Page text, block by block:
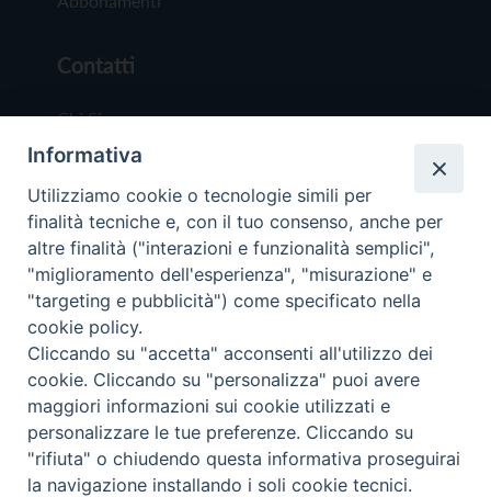
Contatti
Chi Siamo
Redazione
Scrivici
Copyright © 2019 - Tutti i diritti riservati - Vita
Trentina Editrice
Privacy Policy
Torna
Informativa
Utilizziamo cookie o tecnologie simili per
finalità tecniche e, con il tuo consenso, anche per
altre finalità ("interazioni e funzionalità semplici",
"miglioramento dell'esperienza", "misurazione" e
"targeting e pubblicità") come specificato nella
cookie policy.
Cliccando su "accetta" acconsenti all'utilizzo dei
cookie. Cliccando su "personalizza" puoi avere
maggiori informazioni sui cookie utilizzati e
personalizzare le tue preferenze. Cliccando su
"rifiuta" o chiudendo questa informativa proseguirai
la navigazione installando i soli cookie tecnici.